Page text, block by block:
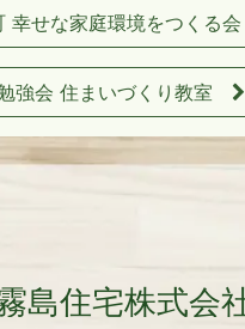
幸せな家庭環境をつくる会
強会 住まいづくり教室